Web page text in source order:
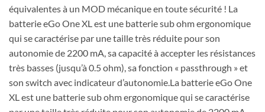
équivalentes à un MOD mécanique en toute sécurité ! La
batterie eGo One XL est une batterie sub ohm ergonomique
qui se caractérise par une taille très réduite pour son
autonomie de 2200 mA, sa capacité à accepter les résistances
très basses (jusqu’à 0.5 ohm), sa fonction « passthrough » et
son switch avec indicateur d’autonomie.La batterie eGo One
XL est une batterie sub ohm ergonomique qui se caractérise